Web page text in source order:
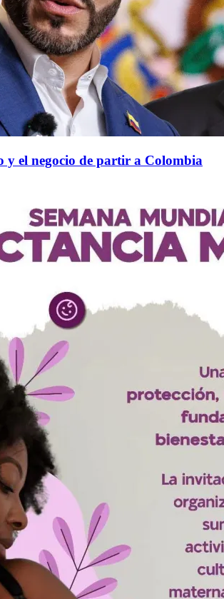
y el negocio de partir a Colombia